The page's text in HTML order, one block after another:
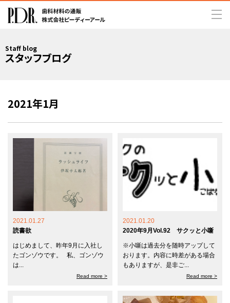
Staff blog
スタッフブログ
2021年1月
2021.01.27
読書欲
はじめまして、昨年9月に入社し
たゴンゾウです。 私、ゴンゾウ
は...
Read more >
2021.01.20
2020年9月Vol.92 サクッと小噺
※小噺は過去分を随時アップして
おります。内容に時差がある場合
もありますが、是非ご...
Read more >